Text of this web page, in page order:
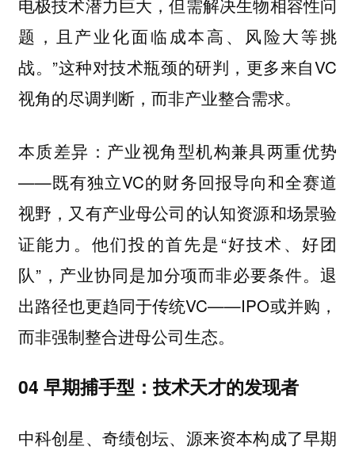
电极技术潜力巨大，但需解决生物相容性问
题，且产业化面临成本高、风险大等挑
战。”这种对技术瓶颈的研判，更多来自VC
视角的尽调判断，而非产业整合需求。
本质差异：产业视角型机构兼具两重优势
——既有独立VC的财务回报导向和全赛道
视野，又有产业母公司的认知资源和场景验
证能力。他们投的首先是“好技术、好团
队”，产业协同是加分项而非必要条件。退
出路径也更趋同于传统VC——IPO或并购，
而非强制整合进母公司生态。
04 早期捕手型：技术天才的发现者
中科创星、奇绩创坛、源来资本构成了早期